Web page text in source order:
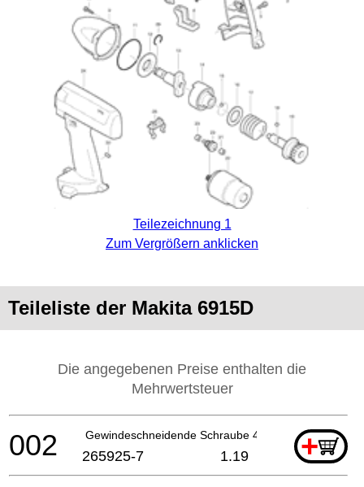
Teilezeichnung 1
Zum Vergrößern anklicken
Teileliste der Makita 6915D
Die angegebenen Preise enthalten die
Mehrwertsteuer
Gewindeschneidende Schraube 4x20 +
002 265925-7 1.19